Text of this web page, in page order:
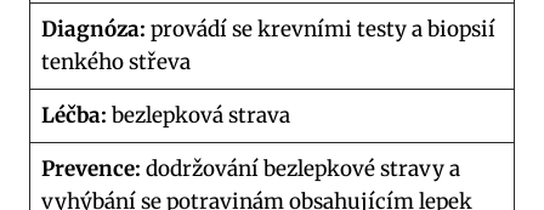
Diagnóza: provádí se krevními testy a biopsií
tenkého střeva
Léčba: bezlepková strava
Prevence: dodržování bezlepkové stravy a
vyhýbání se potravinám obsahujícím lepek